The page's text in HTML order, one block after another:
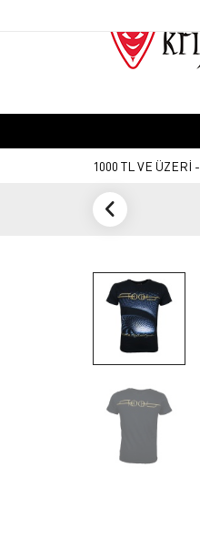
1000 TL VE ÜZERİ -